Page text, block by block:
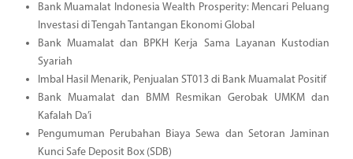
Bank Muamalat Indonesia Wealth Prosperity: Mencari Peluang
Investasi di Tengah Tantangan Ekonomi Global
Bank Muamalat dan BPKH Kerja Sama Layanan Kustodian
Syariah
Imbal Hasil Menarik, Penjualan ST013 di Bank Muamalat Positif
Bank Muamalat dan BMM Resmikan Gerobak UMKM dan
Kafalah Da’i
Pengumuman Perubahan Biaya Sewa dan Setoran Jaminan
Kunci Safe Deposit Box (SDB)